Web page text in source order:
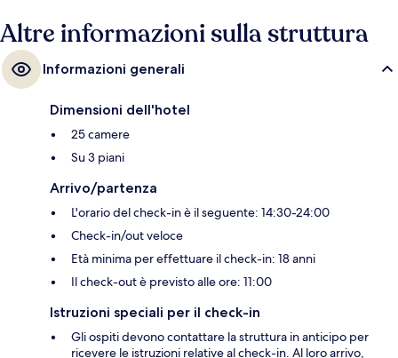
Altre informazioni sulla struttura
Informazioni generali
Dimensioni dell'hotel
25 camere
Su 3 piani
Arrivo/partenza
L'orario del check-in è il seguente: 14:30-24:00
Check-in/out veloce
Età minima per effettuare il check-in: 18 anni
Il check-out è previsto alle ore: 11:00
Istruzioni speciali per il check-in
Gli ospiti devono contattare la struttura in anticipo per
ricevere le istruzioni relative al check-in. Al loro arrivo,